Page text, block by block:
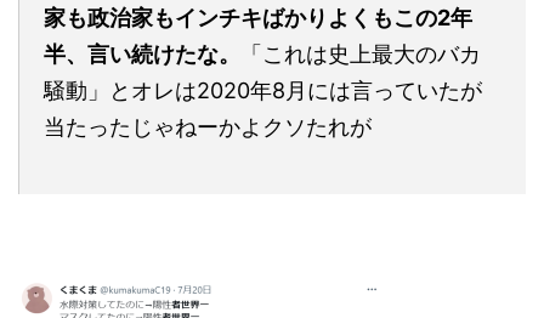
家も政治家もインチキばかりよくもこの2年
半、言い続けたな。
「これは史上最大のバカ
騒動」とオレは2020年8月には言っていたが
当たったじゃねーかよクソたれが